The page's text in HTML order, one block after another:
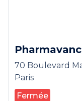
70 Boulevard
Paris
Fermée